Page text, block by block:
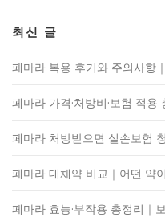
최신 글
페마라 복용 후기와 주의사항
페마라 가격·처방비·보험 적용
페마라 처방받으면 실손보험
페마라 대체약 비교｜어떤 약
페마라 효능·부작용 총정리｜